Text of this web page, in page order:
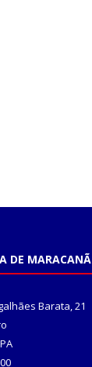
DE MARACANÃ
Barata, 21